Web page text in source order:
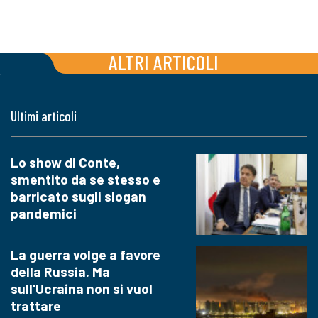
ALTRI ARTICOLI
Ultimi articoli
Lo show di Conte,
smentito da se stesso e
barricato sugli slogan
pandemici
La guerra volge a favore
della Russia. Ma
sull'Ucraina non si vuol
trattare